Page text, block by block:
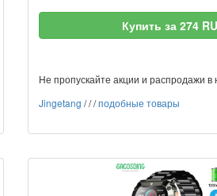
Купить за 274
Не пропускайте акции и распродажи
Jingetang ///подобные товары